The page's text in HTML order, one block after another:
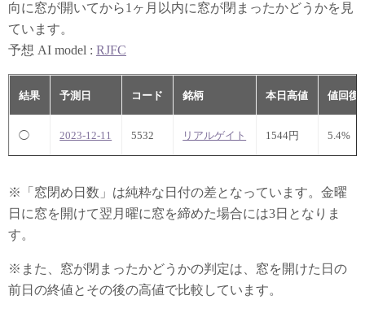
向に窓が開いてから1ヶ月以内に窓が閉まったかどうかを見
ています。
予想 AI model : RJFC
結果 予測日 コード 銘柄 本日高値 値回復
◯ 2023-12-11 5532 リアルゲイト 1544円 5.4%
※「窓閉め日数」は純粋な日付の差となっています。金曜
日に窓を開けて翌月曜に窓を締めた場合には3日となりま
す。
※また、窓が閉まったかどうかの判定は、窓を開けた日の
前日の終値とその後の高値で比較しています。